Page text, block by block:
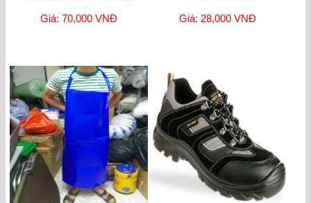
Giá: 70,000 VNĐ Giá: 28,000 VNĐ